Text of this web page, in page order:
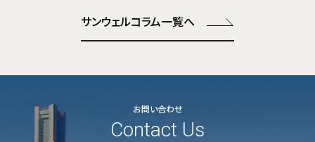
サンウェルコラム一覧へ
お問い合わせ
Contact Us